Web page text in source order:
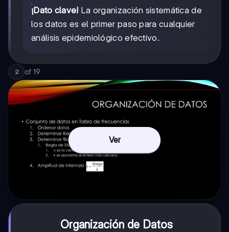
¡Dato clave! La organización sistemática de
los datos es el primer paso para cualquier
análisis epidemiológico efectivo.
2 of 19
Ver
Organización de Datos